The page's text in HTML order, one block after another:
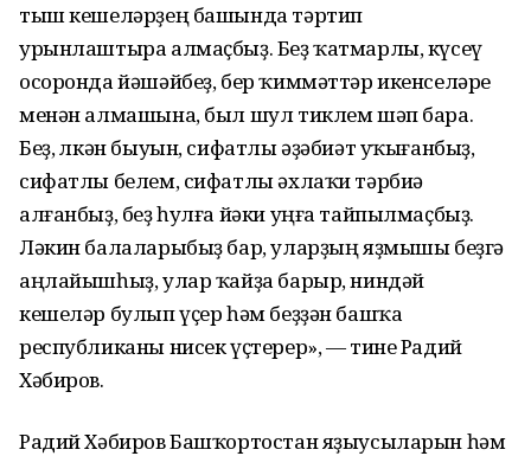
тыш кешеләрҙең башында тәртип
урынлаштыра алмаҫбыҙ. Беҙ ҡатмарлы, күсеү
осоронда йәшәйбеҙ, бер ҡиммәттәр икенселәре
менән алмашына, был шул тиклем шәп бара.
Беҙ, өлкән быуын, сифатлы әҙәбиәт уҡығанбыҙ,
сифатлы белем, сифатлы әхлаҡи тәрбиә
алғанбыҙ, беҙ һулға йәки уңға тайпылмаҫбыҙ.
Ләкин балаларыбыҙ бар, уларҙың яҙмышы беҙгә
аңлайышһыҙ, улар ҡайҙа барыр, ниндәй
кешеләр булып үҫер һәм беҙҙән башҡа
республиканы нисек үҫтерер», — тине Радий
Хәбиров.
Радий Хәбиров Башҡортостан яҙыусыларын һәм